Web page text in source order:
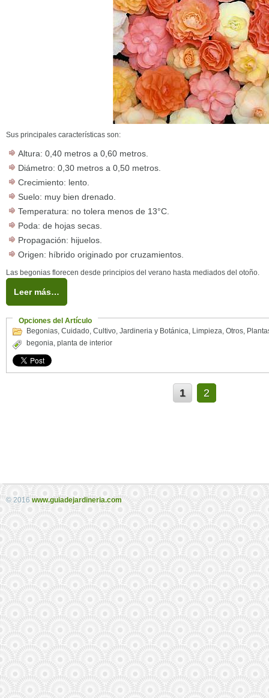
Sus principales características son:
Altura: 0,40 metros a 0,60 metros.
Diámetro: 0,30 metros a 0,50 metros.
Crecimiento: lento.
Suelo: muy bien drenado.
Temperatura: no tolera menos de 13°C.
Poda: de hojas secas.
Propagación: hijuelos.
Origen: híbrido originado por cruzamientos.
Las begonias florecen desde principios del verano hasta mediados del otoño.
Leer más…
Opciones del Artículo
Begonias, Cuidado, Cultivo, Jardineria y Botánica, Limpieza, Otros,
begonia, planta de interior
1 2
© 2016 www.guiadejardineria.com